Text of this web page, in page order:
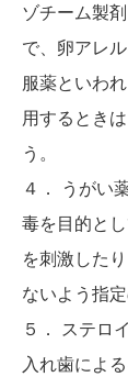
ゾチーム製
で、卵アレ
服薬といわ
用するとき
う。
４． うがい
毒を目的と
を刺激した
ないよう指
５． ステロ
入れ歯によ